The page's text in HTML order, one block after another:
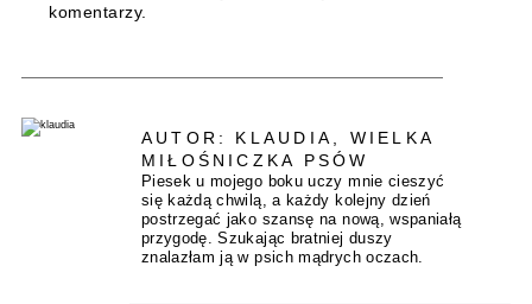
komentarzy.
AUTOR: KLAUDIA, WIELKA
MIŁOŚNICZKA PSÓW
Piesek u mojego boku uczy mnie cieszyć
się każdą chwilą, a każdy kolejny dzień
postrzegać jako szansę na nową, wspaniałą
przygodę. Szukając bratniej duszy
znalazłam ją w psich mądrych oczach.